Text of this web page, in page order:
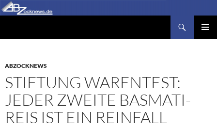
Zum
Inhalt
ABZOCKNEWS
STIFTUNG WARENTEST:
JEDER ZWEITE BASMATI-
REIS IST EIN REINFALL